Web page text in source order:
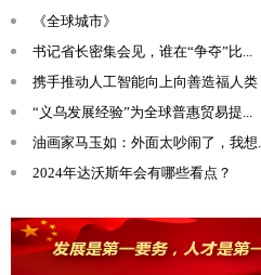
《全球城市》
书记省长密集会见，谁在“争夺”比...
携手推动人工智能向上向善造福人类
“义乌发展经验”为全球普惠贸易提...
油画家马玉如：外面太吵闹了，我想...
2024年达沃斯年会有哪些看点？